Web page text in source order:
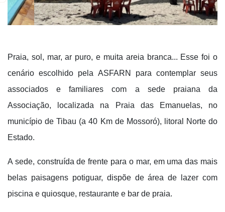
Praia, sol, mar, ar puro, e muita areia branca... Esse foi o
cenário escolhido pela ASFARN para contemplar seus
associados e familiares com a sede praiana da
Associação, localizada na Praia das Emanuelas, no
município de Tibau (a 40 Km de Mossoró), litoral Norte do
Estado.
A sede, construída de frente para o mar, em uma das mais
belas paisagens potiguar, dispõe de área de lazer com
piscina e quiosque, restaurante e bar de praia.